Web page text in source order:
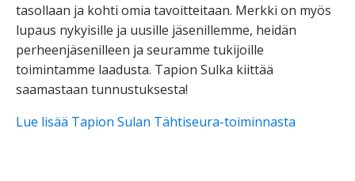
tasollaan ja kohti omia tavoitteitaan. Merkki on myös
lupaus nykyisille ja uusille jäsenillemme, heidän
perheenjäsenilleen ja seuramme tukijoille
toimintamme laadusta. Tapion Sulka kiittää
saamastaan tunnustuksesta!
Lue lisää Tapion Sulan Tähtiseura-toiminnasta